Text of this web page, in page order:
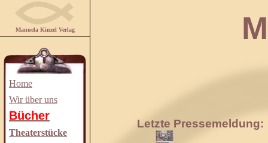
Manuela Kinzel Verlag
Home
Wir über uns
Bücher
Theaterstücke
Letzte Pressemeldung: